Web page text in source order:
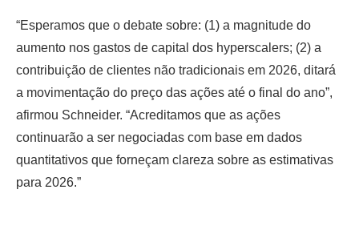
“Esperamos que o debate sobre: (1) a magnitude do
aumento nos gastos de capital dos hyperscalers; (2) a
contribuição de clientes não tradicionais em 2026, ditará
a movimentação do preço das ações até o final do ano”,
afirmou Schneider. “Acreditamos que as ações
continuarão a ser negociadas com base em dados
quantitativos que forneçam clareza sobre as estimativas
para 2026.”